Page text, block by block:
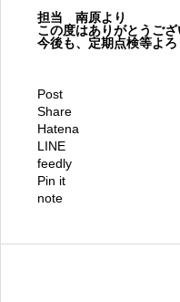
担当 南原より
この度はありがとうござ
今後も、定期点検等よろ
Post
Share
Hatena
LINE
feedly
Pin it
note